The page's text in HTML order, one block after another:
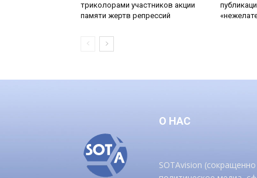
триколорами участников акции
памяти жертв репрессий
О НАС
SOTAvision